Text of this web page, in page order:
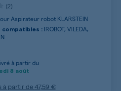
(2)
Aspirateur robot KLARSTEIN
compatibles : IROBOT, VILEDA,
à partir du
8 août
à partir de47,59 €